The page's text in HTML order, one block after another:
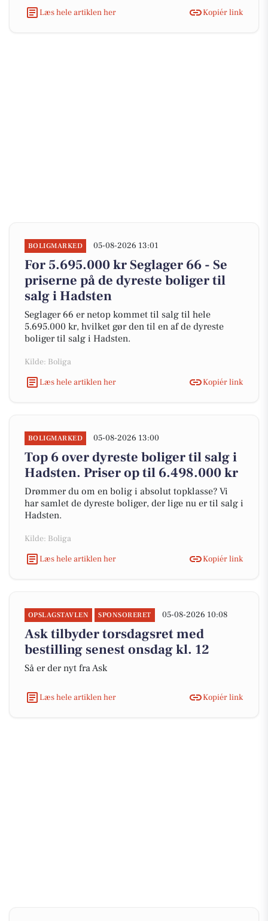
Læs hele artiklen her Kopiér link
BOLIGMARKED 05-08-2026 13:01
For 5.695.000 kr Seglager 66 - Se
priserne på de dyreste boliger til
salg i Hadsten
Seglager 66 er netop kommet til salg til hele
5.695.000 kr, hvilket gør den til en af de dyreste
boliger til salg i Hadsten.
Kilde: Boliga
Læs hele artiklen her
Kopiér link
BOLIGMARKED 05-08-2026 13:00
Top 6 over dyreste boliger til salg i
Hadsten. Priser op til 6.498.000 kr
Drømmer du om en bolig i absolut topklasse? Vi
har samlet de dyreste boliger, der lige nu er til salg i
Hadsten.
Kilde: Boliga
Læs hele artiklen her
Kopiér link
OPSLAGSTAVLEN SPONSORERET 05-08-2026 10:08
Ask tilbyder torsdagsret med
bestilling senest onsdag kl. 12
Så er der nyt fra Ask
Læs hele artiklen her Kopiér link